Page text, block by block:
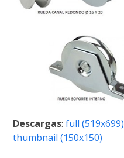
Descargas:full (519x699)
thumbnail (150x150)